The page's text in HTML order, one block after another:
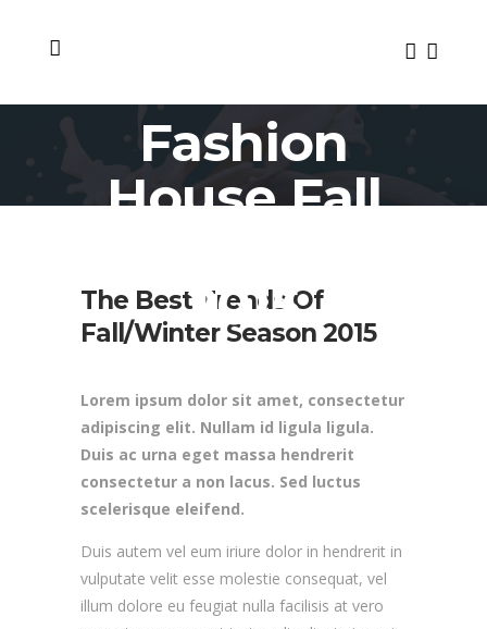
Fashion
House Fall
2015
The Best Trends Of
Fall/Winter Season 2015
Lorem ipsum dolor sit amet, consectetur
adipiscing elit. Nullam id ligula ligula.
Duis ac urna eget massa hendrerit
consectetur a non lacus. Sed luctus
scelerisque eleifend.
Duis autem vel eum iriure dolor in hendrerit in
vulputate velit esse molestie consequat, vel
illum dolore eu feugiat nulla facilisis at vero